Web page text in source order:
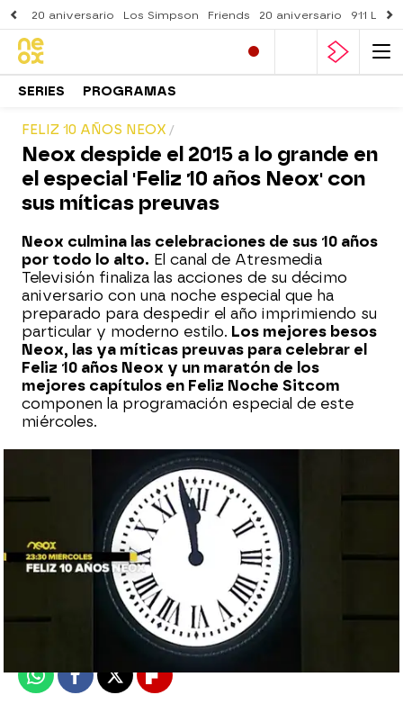
20 aniversario Los Simpson Friends 20 aniversario 911
SERIES PROGRAMAS
FELIZ 10 AÑOS NEOX
Neox despide el 2015 a lo grande en
el especial 'Feliz 10 años Neox' con
sus míticas preuvas
Neox culmina las celebraciones de sus 10 años
por todo lo alto. El canal de Atresmedia
Televisión finaliza las acciones de su décimo
aniversario con una noche especial que ha
preparado para despedir el año imprimiendo su
particular y moderno estilo. Los mejores besos
Neox, las ya míticas preuvas para celebrar el
Feliz 10 años Neox y un maratón de los
mejores capítulos en Feliz Noche Sitcom
componen la programación especial de este
miércoles.
Madrid
28 de diciembre de 2015, 12:38
WhatsappFacebook
X Flipboard